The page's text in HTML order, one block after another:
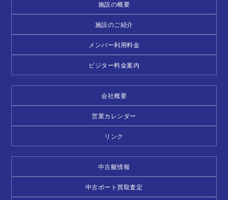
施設の概要
施設のご紹介
メンバー利用料金
ビジター料金案内
会社概要
営業カレンダー
リンク
中古艇情報
中古ボート買取査定